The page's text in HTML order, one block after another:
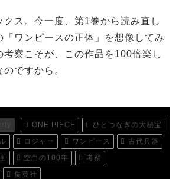
クス。今一度、第1巻から読み直し
「ワンピースの正体」を想像してみ
考察こそが、この作品を100倍楽し
ですから。
ONE PIECE
ひとつなぎの大秘宝
ロジャー ワンピース
古代兵器
空白の100年
考察
集英社